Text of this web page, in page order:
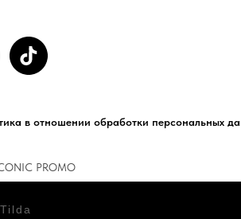
в отношении обработки персональных
PROMO
Tilda